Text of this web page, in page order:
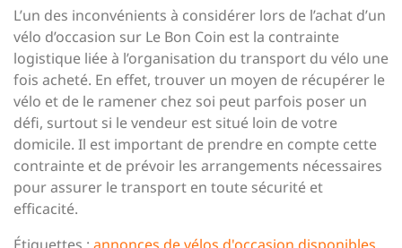
L’un des inconvénients à considérer lors de l’achat d’un
vélo d’occasion sur Le Bon Coin est la contrainte
logistique liée à l’organisation du transport du vélo une
fois acheté. En effet, trouver un moyen de récupérer le
vélo et de le ramener chez soi peut parfois poser un
défi, surtout si le vendeur est situé loin de votre
domicile. Il est important de prendre en compte cette
contrainte et de prévoir les arrangements nécessaires
pour assurer le transport en toute sécurité et
efficacité.